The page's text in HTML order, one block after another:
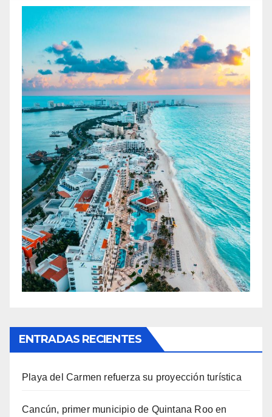
ENTRADAS RECIENTES
Playa del Carmen refuerza su proyección turística
Cancún, primer municipio de Quintana Roo en